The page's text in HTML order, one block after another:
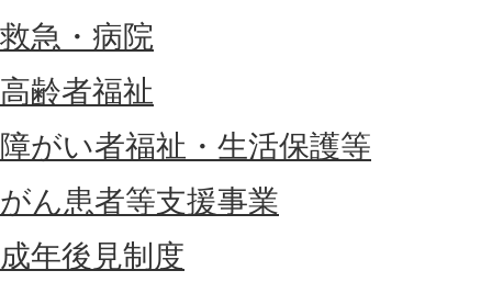
救急・病院
高齢者福祉
障がい者福祉・生活保護等
がん患者等支援事業
成年後見制度